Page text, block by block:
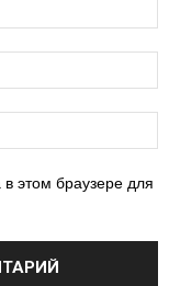
этом браузере для